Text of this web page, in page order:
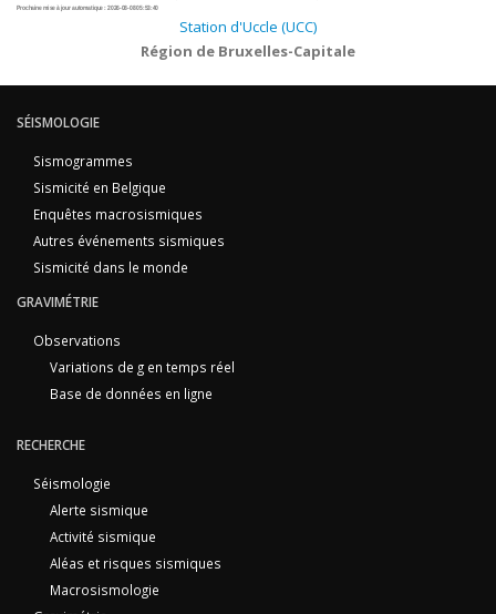
Prochaine mise à jour automatique :2026-08-08 05:53:40
Station d'Uccle (UCC)
Région de Bruxelles-Capitale
SÉISMOLOGIE
Sismogrammes
Sismicité en Belgique
Enquêtes macrosismiques
Autres événements sismiques
Sismicité dans le monde
GRAVIMÉTRIE
Observations
Variations de g en temps réel
Base de données en ligne
RECHERCHE
Séismologie
Alerte sismique
Activité sismique
Aléas et risques sismiques
Macrosismologie